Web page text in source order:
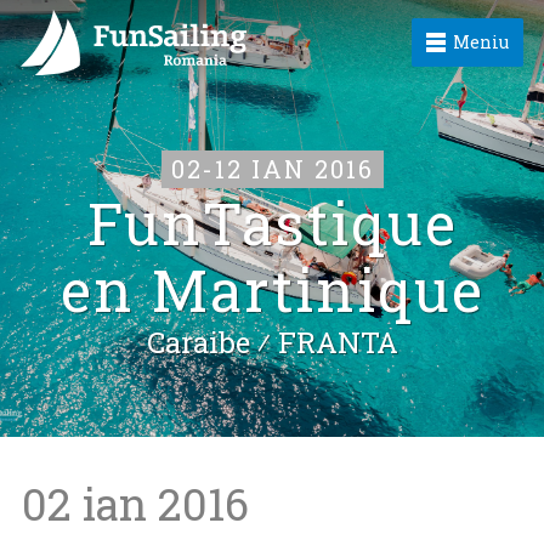
Meniu
02-12 IAN 2016
FunTastique
en Martinique
Caraibe ⁄FRANTA
02 ian 2016